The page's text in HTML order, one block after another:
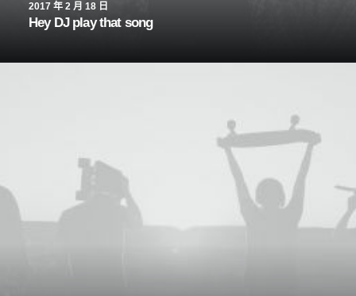
2017 年 2 月 18 日
Hey DJ play that song